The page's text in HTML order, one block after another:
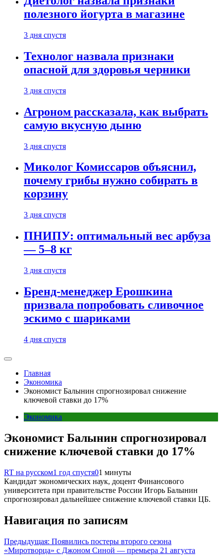
полезного йогурта в магазине
3 дня спустя
Технолог назвала признаки
опасной для здоровья черники
3 дня спустя
Агроном рассказала, как выбрать
самую вкусную дыню
3 дня спустя
Миколог Комиссаров объяснил,
почему грибы нужно собирать в
корзину
3 дня спустя
ПНИПУ: оптимальный вес арбуза
— 5–8 кг
3 дня спустя
Бренд-менеджер Ерошкина
призвала попробовать сливочное
эскимо с шариками
4 дня спустя
Главная
Экономика
Экономист Балынин спрогнозировал снижение
ключевой ставки до 17%
Экономика
Экономист Балынин спрогнозировал
снижение ключевой ставки до 17%
RT на русском1 год спустя01 минуты
Кандидат экономических наук, доцент Финансового
университета при правительстве России Игорь Балынин
спрогнозировал дальнейшее снижение ключевой ставки ЦБ.
Навигация по записям
Предыдущая: Появились постеры второго сезона
«Миротворца» с Джоном Синой — премьера 21 августа